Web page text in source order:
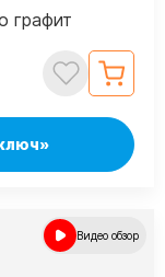
графит
Видео обзор